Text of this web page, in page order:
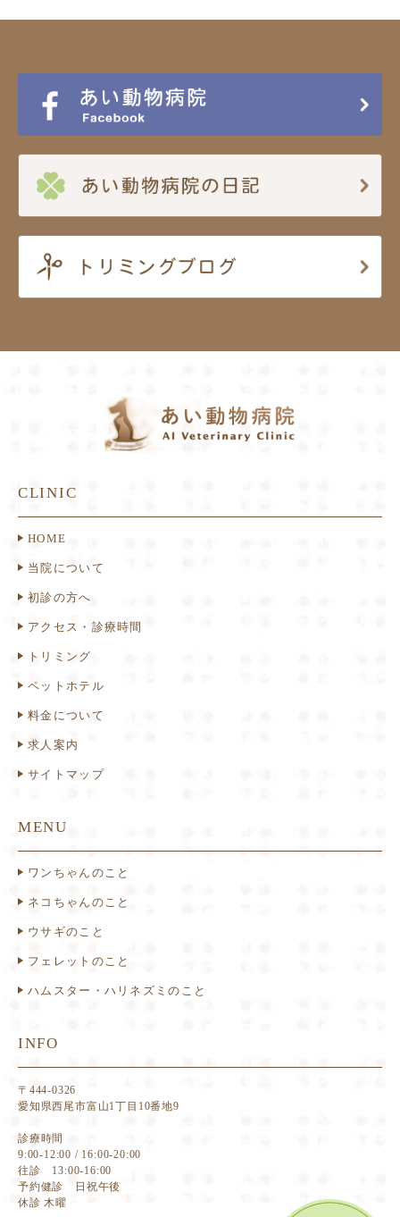
CLINIC
HOME
当院について
初診の方へ
アクセス・診療時間
トリミング
ペットホテル
料金について
求人案内
サイトマップ
MENU
ワンちゃんのこと
ネコちゃんのこと
ウサギのこと
フェレットのこと
ハムスター・ハリネズミのこと
INFO
〒444-0326
愛知県西尾市富山1丁目10番地9
診療時間
9:00-12:00 / 16:00-20:00
往診 13:00-16:00
予約健診 日祝午後
休診 木曜